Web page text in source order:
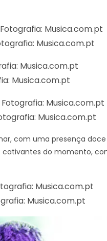
Musica.com.pt
Musica.com.pt
Musica.com.pt
com uma presença
do momento,
Musica.com.pt